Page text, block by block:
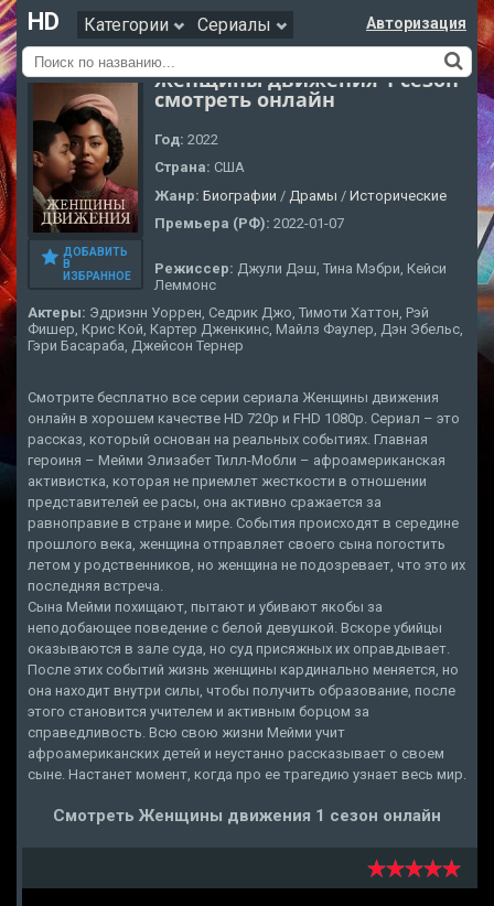
HD Категории Сериалы Авторизация
ДОБАВИТЬ
В
ИЗБРАННОЕ
Женщины движения 1 сезон
смотреть онлайн
Год: 2022
Страна: США
Жанр: Биографии / Драмы / Исторические
Премьера (РФ): 2022-01-07
Режиссер: Джули Дэш, Тина Мэбри, Кейси
Леммонс
Актеры: Эдриэнн Уоррен, Седрик Джо, Тимоти Хаттон, Рэй
Фишер, Крис Кой, Картер Дженкинс, Майлз Фаулер, Дэн Эбельс,
Гэри Басараба, Джейсон Тернер
Смотрите бесплатно все серии сериала Женщины движения
онлайн в хорошем качестве HD 720p и FHD 1080p. Сериал – это
рассказ, который основан на реальных событиях. Главная
героиня – Мейми Элизабет Тилл-Мобли – афроамериканская
активистка, которая не приемлет жесткости в отношении
представителей ее расы, она активно сражается за
равноправие в стране и мире. События происходят в середине
прошлого века, женщина отправляет своего сына погостить
летом у родственников, но женщина не подозревает, что это их
последняя встреча.
Сына Мейми похищают, пытают и убивают якобы за
неподобающее поведение с белой девушкой. Вскоре убийцы
оказываются в зале суда, но суд присяжных их оправдывает.
После этих событий жизнь женщины кардинально меняется, но
она находит внутри силы, чтобы получить образование, после
этого становится учителем и активным борцом за
справедливость. Всю свою жизни Мейми учит
афроамериканских детей и неустанно рассказывает о своем
сыне. Настанет момент, когда про ее трагедию узнает весь мир.
Смотреть Женщины движения 1 сезон онлайн